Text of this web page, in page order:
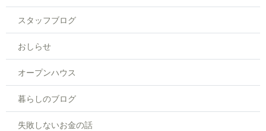
スタッフブログ
おしらせ
オープンハウス
暮らしのブログ
失敗しないお金の話